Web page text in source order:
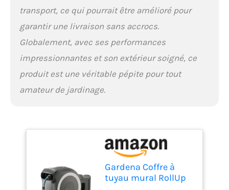
transport, ce qui pourrait être amélioré pour
garantir une livraison sans accrocs.
Globalement, avec ses performances
impressionnantes et son extérieur soigné, ce
produit est une véritable pépite pour tout
amateur de jardinage.
Gardena Coffre à
tuyau mural RollUp